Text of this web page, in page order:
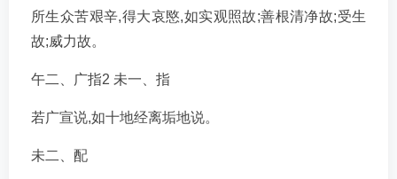
所生众苦艰辛,得大哀愍,如实观照故;善根清净故;受生
故;威力故。
午二、广指2 未一、指
若广宣说,如十地经离垢地说。
未二、配